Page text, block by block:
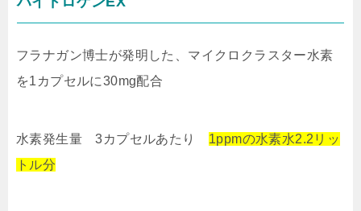
フラナガン博士が発明した、マイクロクラスター水素
を1カプセルに30mg配合
水素発生量 3カプセルあたり 1ppmの水素水2.2リッ
トル分